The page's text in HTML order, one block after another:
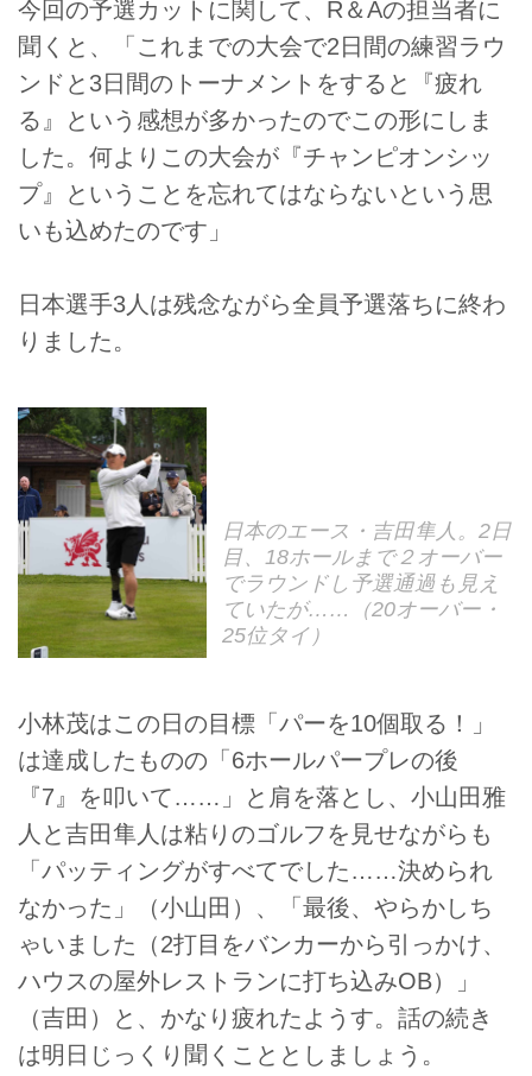
今回の予選カットに関して、R＆Aの担当者に
聞くと、「これまでの大会で2日間の練習ラウ
ンドと3日間のトーナメントをすると『疲れ
る』という感想が多かったのでこの形にしま
した。何よりこの大会が『チャンピオンシッ
プ』ということを忘れてはならないという思
いも込めたのです」
日本選手3人は残念ながら全員予選落ちに終わ
りました。
日本のエース・吉田隼人。2日
目、18ホールまで２オーバー
でラウンドし予選通過も見え
ていたが……（20オーバー・
25位タイ）
小林茂はこの日の目標「パーを10個取る！」
は達成したものの「6ホールパープレの後
『7』を叩いて……」と肩を落とし、小山田雅
人と吉田隼人は粘りのゴルフを見せながらも
「パッティングがすべてでした……決められ
なかった」（小山田）、「最後、やらかしち
ゃいました（2打目をバンカーから引っかけ、
ハウスの屋外レストランに打ち込みOB）」
（吉田）と、かなり疲れたようす。話の続き
は明日じっくり聞くこととしましょう。